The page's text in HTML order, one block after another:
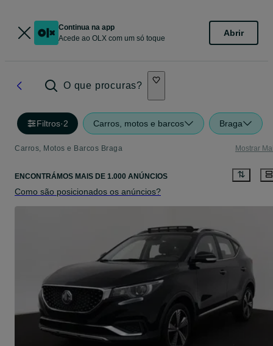
Continua na app
Acede ao OLX com um só toque
Abrir
O que procuras?
Filtros·2 Carros, motos e barcos Braga
Carros, Motos e Barcos Braga Mostrar
ENCONTRÁMOS MAIS DE 1.000 ANÚNCIOS
Como são posicionados os anúncios?